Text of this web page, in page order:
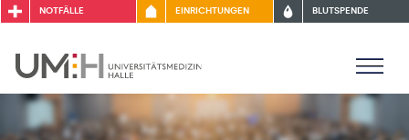
NOTFÄLLE EINRICHTUNGEN BLUTSPENDE